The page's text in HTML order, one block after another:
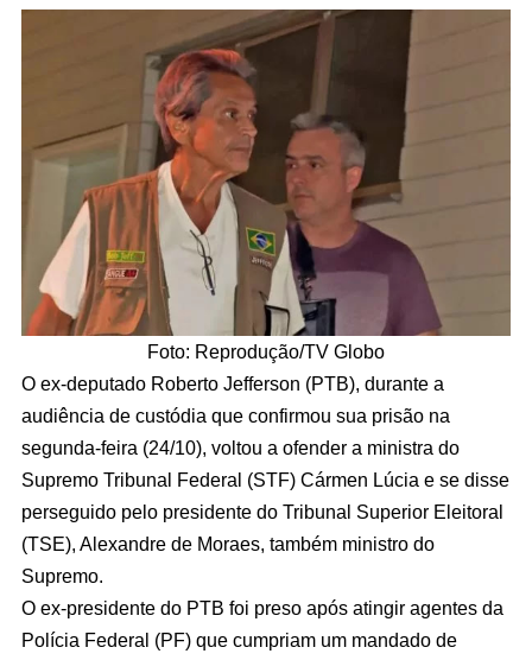
Foto: Reprodução/TV Globo
O ex-deputado Roberto Jefferson (PTB), durante a
audiência de custódia que confirmou sua prisão na
segunda-feira (24/10), voltou a ofender a ministra do
Supremo Tribunal Federal (STF) Cármen Lúcia e se disse
perseguido pelo presidente do Tribunal Superior Eleitoral
(TSE), Alexandre de Moraes, também ministro do
Supremo.
O ex-presidente do PTB foi preso após atingir agentes da
Polícia Federal (PF) que cumpriam um mandado de